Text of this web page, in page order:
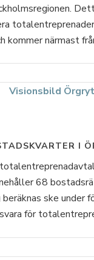
närmast
I
68
ske
för